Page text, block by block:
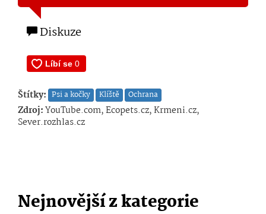
Diskuze
Štítky: Psi a kočky Klíště Ochrana
Zdroj:YouTube.com, Ecopets.cz, Krmeni.cz,
Sever.rozhlas.cz
Nejnovější z kategorie